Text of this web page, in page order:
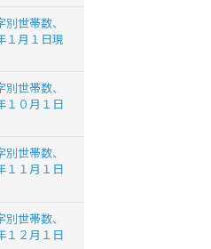
世帯数、
１月１日現
世帯数、
１０月１日
世帯数、
１１月１日
世帯数、
１２月１日